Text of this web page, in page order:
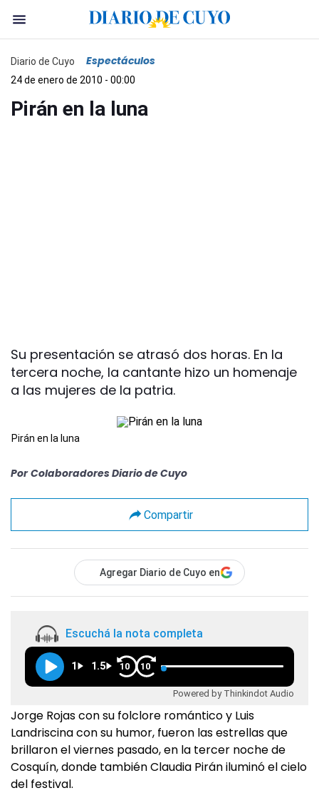
Diario de Cuyo Espectáculos
24 de enero de 2010 - 00:00
Pirán en la luna
Su presentación se atrasó dos horas. En la
tercera noche, la cantante hizo un homenaje
a las mujeres de la patria.
Pirán en la luna
Por Colaboradores Diario de Cuyo
Compartir
Agregar Diario de Cuyo en
Escuchá la nota completa
1 1.5 10 10
Powered by Thinkindot Audio
Jorge Rojas con su folclore romántico y Luis
Landriscina con su humor, fueron las estrellas que
brillaron el viernes pasado, en la tercer noche de
Cosquín, donde también Claudia Pirán iluminó el cielo
del festival.